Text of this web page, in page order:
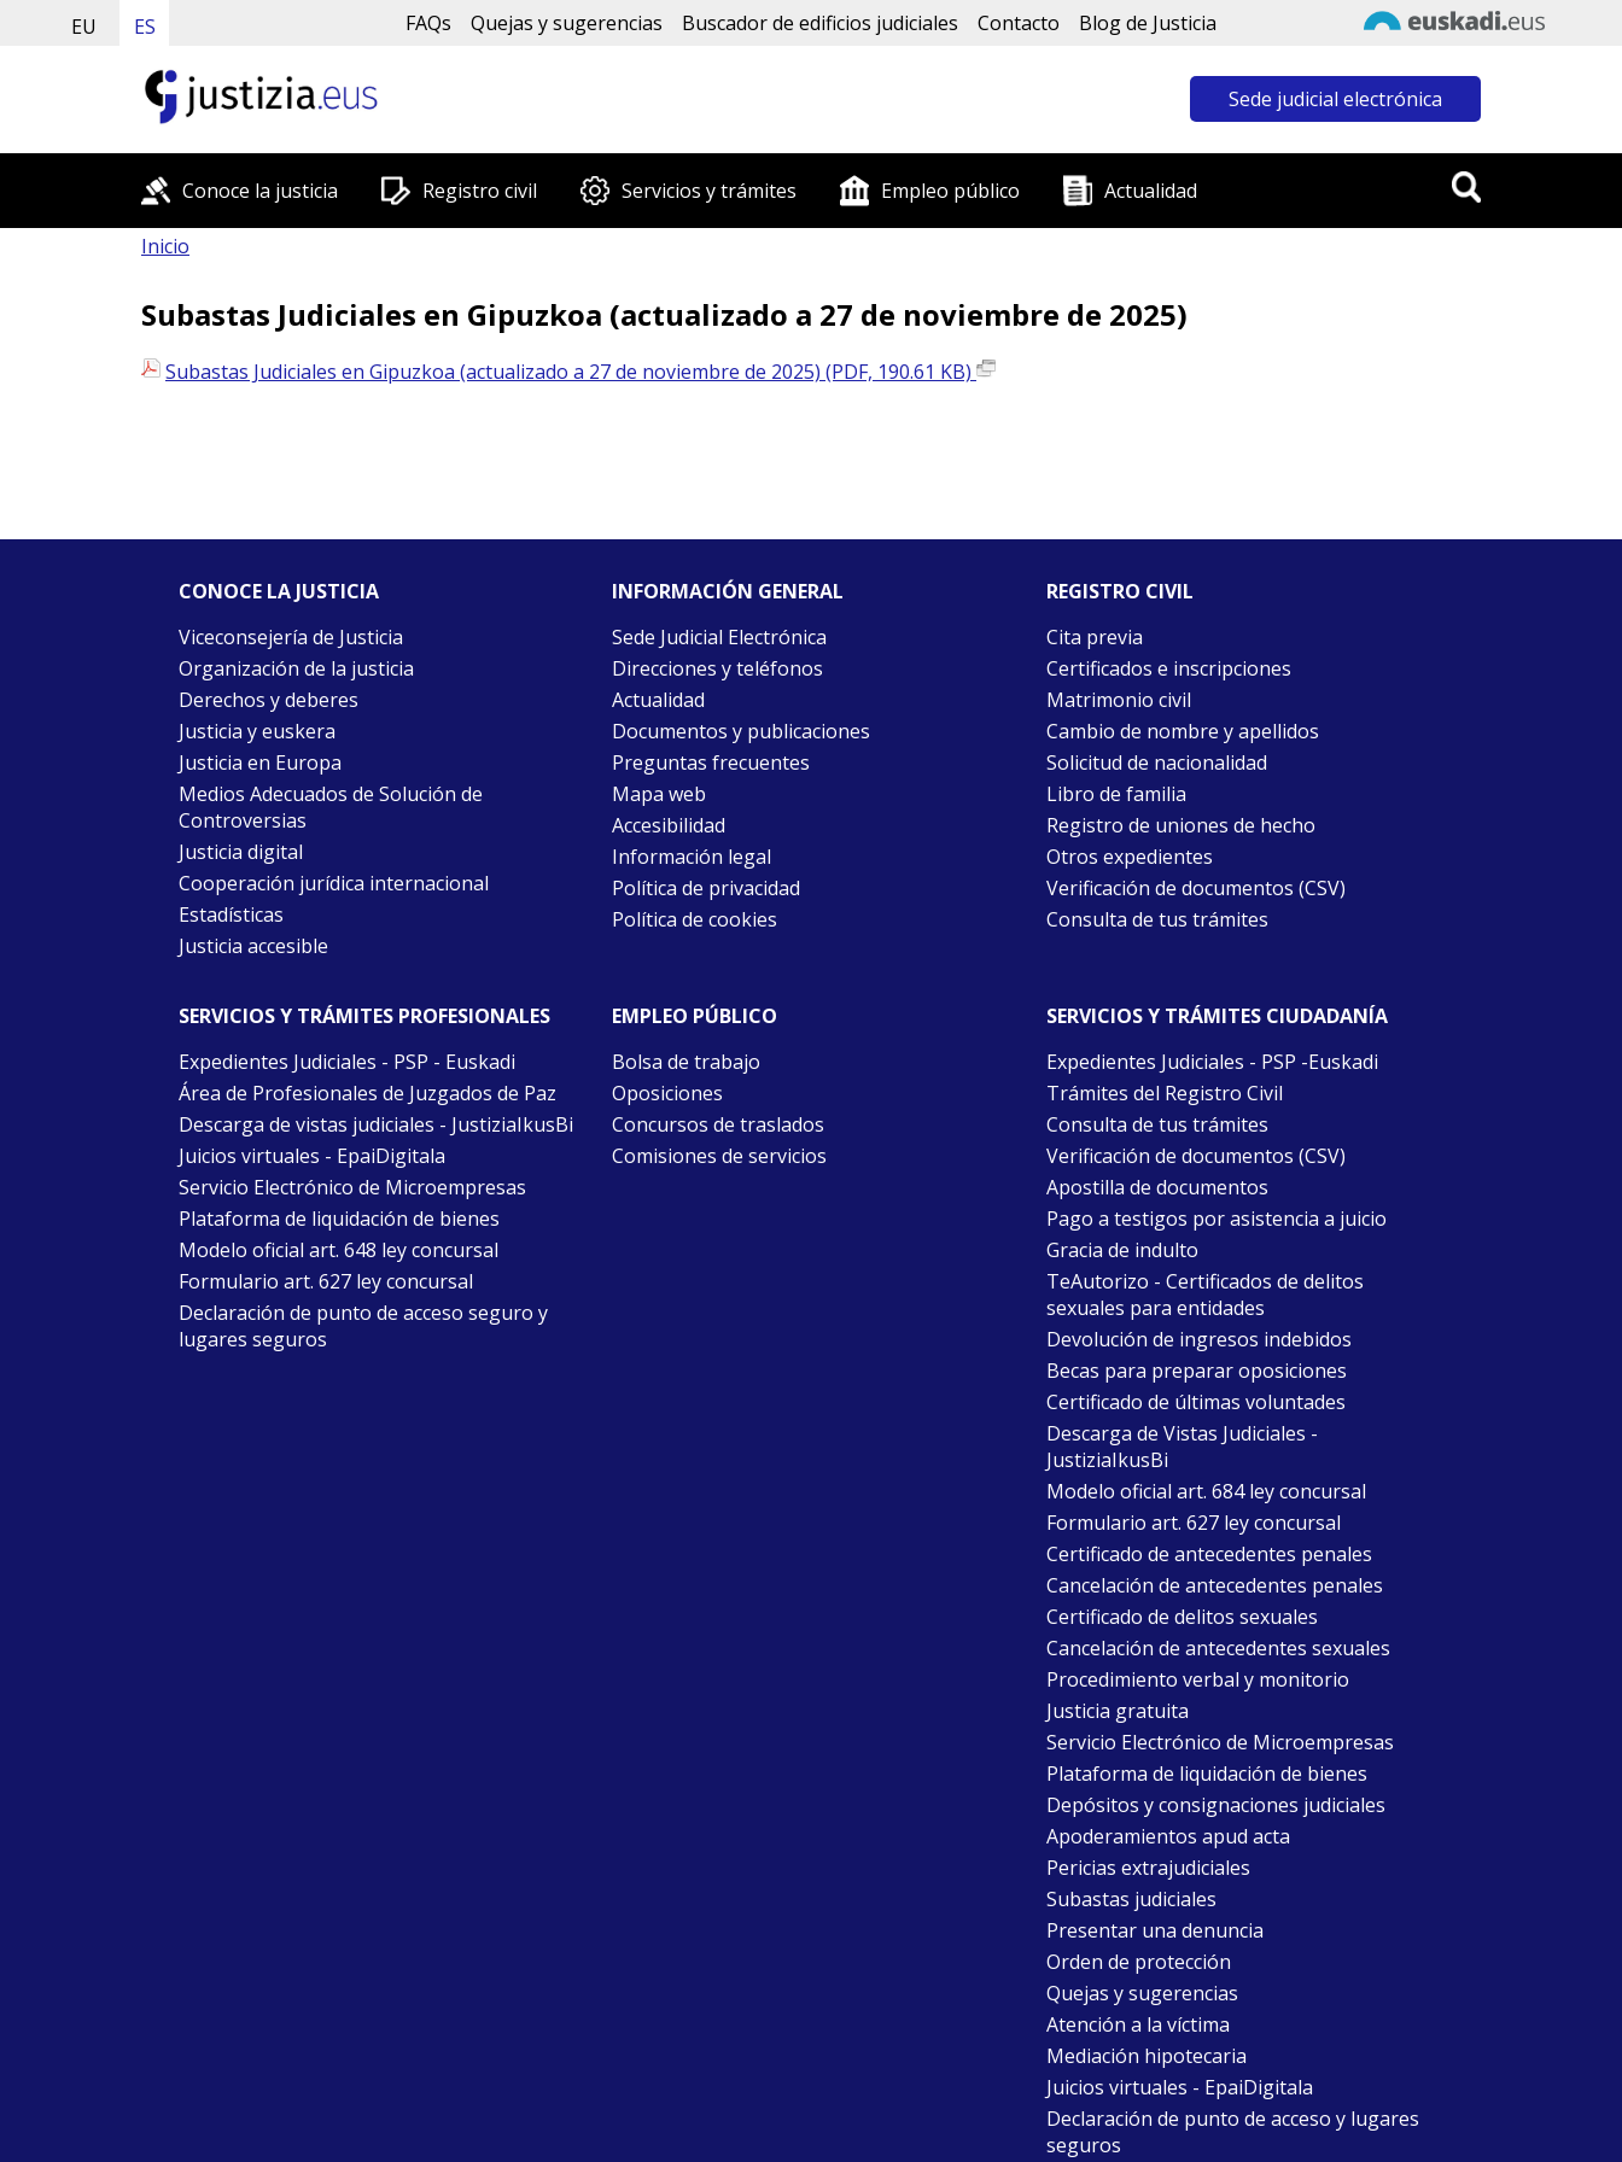
EU ES FAQs Quejas y sugerencias Buscador de edificios judiciales Contacto Blog de Justicia
Sede judicial electrónica
Conoce la justicia Registro civil Servicios y trámites Empleo público Actualidad
Inicio
Subastas Judiciales en Gipuzkoa (actualizado a 27 de noviembre de 2025)
Subastas Judiciales en Gipuzkoa (actualizado a 27 de noviembre de 2025) (PDF, 190.61 KB)
CONOCE LA JUSTICIA
Viceconsejería de Justicia
Organización de la justicia
Derechos y deberes
Justicia y euskera
Justicia en Europa
Medios Adecuados de Solución de
Controversias
Justicia digital
Cooperación jurídica internacional
Estadísticas
Justicia accesible
INFORMACIÓN GENERAL
Sede Judicial Electrónica
Direcciones y teléfonos
Actualidad
Documentos y publicaciones
Preguntas frecuentes
Mapa web
Accesibilidad
Información legal
Política de privacidad
Política de cookies
REGISTRO CIVIL
Cita previa
Certificados e inscripciones
Matrimonio civil
Cambio de nombre y apellidos
Solicitud de nacionalidad
Libro de familia
Registro de uniones de hecho
Otros expedientes
Verificación de documentos (CSV)
Consulta de tus trámites
SERVICIOS Y TRÁMITES PROFESIONALES
Expedientes Judiciales - PSP - Euskadi
Área de Profesionales de Juzgados de Paz
Descarga de vistas judiciales - JustiziaIkusBi
Juicios virtuales - EpaiDigitala
Servicio Electrónico de Microempresas
Plataforma de liquidación de bienes
Modelo oficial art. 648 ley concursal
Formulario art. 627 ley concursal
Declaración de punto de acceso seguro y
lugares seguros
EMPLEO PÚBLICO
Bolsa de trabajo
Oposiciones
Concursos de traslados
Comisiones de servicios
SERVICIOS Y TRÁMITES CIUDADANÍA
Expedientes Judiciales - PSP -Euskadi
Trámites del Registro Civil
Consulta de tus trámites
Verificación de documentos (CSV)
Apostilla de documentos
Pago a testigos por asistencia a juicio
Gracia de indulto
TeAutorizo - Certificados de delitos
sexuales para entidades
Devolución de ingresos indebidos
Becas para preparar oposiciones
Certificado de últimas voluntades
Descarga de Vistas Judiciales -
JustiziaIkusBi
Modelo oficial art. 684 ley concursal
Formulario art. 627 ley concursal
Certificado de antecedentes penales
Cancelación de antecedentes penales
Certificado de delitos sexuales
Cancelación de antecedentes sexuales
Procedimiento verbal y monitorio
Justicia gratuita
Servicio Electrónico de Microempresas
Plataforma de liquidación de bienes
Depósitos y consignaciones judiciales
Apoderamientos apud acta
Pericias extrajudiciales
Subastas judiciales
Presentar una denuncia
Orden de protección
Quejas y sugerencias
Atención a la víctima
Mediación hipotecaria
Juicios virtuales - EpaiDigitala
Declaración de punto de acceso y lugares
seguros